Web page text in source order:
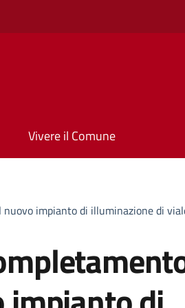
Vivere il Comune
impianto di illuminazione di